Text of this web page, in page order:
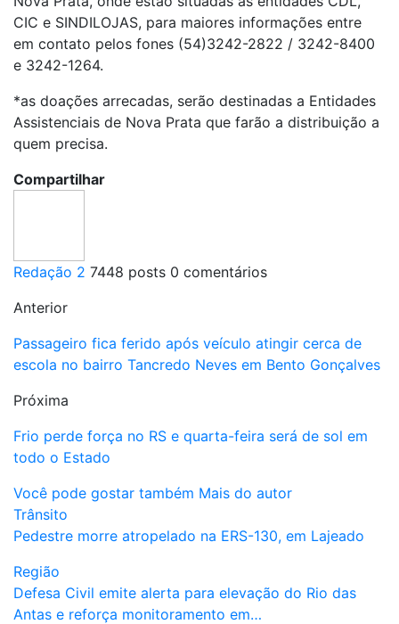
CIC e SINDILOJAS, para maiores informações entre
em contato pelos fones (54)3242-2822 / 3242-8400
e 3242-1264.
*as doações arrecadas, serão destinadas a Entidades
Assistenciais de Nova Prata que farão a distribuição a
quem precisa.
Compartilhar
Redação 2 7448 posts 0 comentários
Anterior
Passageiro fica ferido após veículo atingir cerca de
escola no bairro Tancredo Neves em Bento Gonçalves
Próxima
Frio perde força no RS e quarta-feira será de sol em
todo o Estado
Você pode gostar também Mais do autor
Trânsito
Pedestre morre atropelado na ERS-130, em Lajeado
Região
Defesa Civil emite alerta para elevação do Rio das
Antas e reforça monitoramento em…